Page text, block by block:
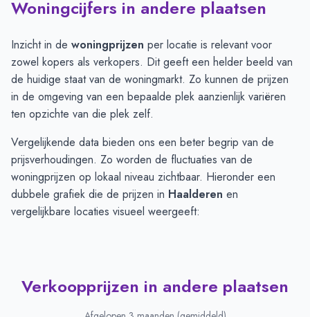
Woningcijfers in andere plaatsen
Inzicht in de woningprijzen per locatie is relevant voor
zowel kopers als verkopers. Dit geeft een helder beeld van
de huidige staat van de woningmarkt. Zo kunnen de prijzen
in de omgeving van een bepaalde plek aanzienlijk variëren
ten opzichte van die plek zelf.
Vergelijkende data bieden ons een beter begrip van de
prijsverhoudingen. Zo worden de fluctuaties van de
woningprijzen op lokaal niveau zichtbaar. Hieronder een
dubbele grafiek die de prijzen in Haalderen en
vergelijkbare locaties visueel weergeeft:
Verkoopprijzen in andere plaatsen